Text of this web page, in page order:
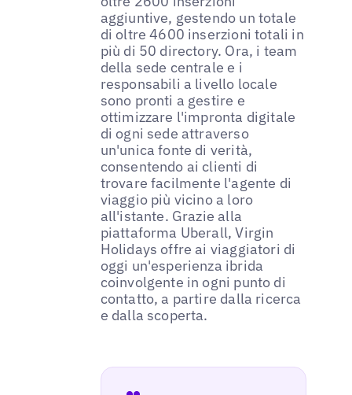
aggiuntive, gestendo un totale
di oltre 4600 inserzioni totali in
più di 50 directory. Ora, i team
della sede centrale e i
responsabili a livello locale
sono pronti a gestire e
ottimizzare l'impronta digitale
di ogni sede attraverso
un'unica fonte di verità,
consentendo ai clienti di
trovare facilmente l'agente di
viaggio più vicino a loro
all'istante. Grazie alla
piattaforma Uberall, Virgin
Holidays offre ai viaggiatori di
oggi un'esperienza ibrida
coinvolgente in ogni punto di
contatto, a partire dalla ricerca
e dalla scoperta.